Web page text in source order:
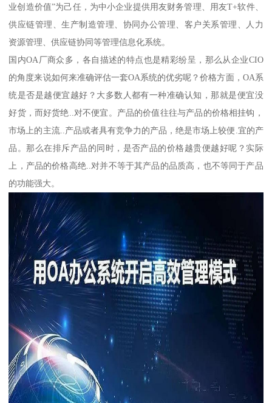
业创造价值”为己任，为中小企业提供用友财务管理、用友T+软件、
供应链管理、生产制造管理、协同办公管理、客户关系管理、人力
资源管理、供应链协同等管理信息化系统。
国内OA厂商众多，各自描述的特点也是精彩纷呈，那么从企业CIO
的角度来说如何来准确评估一套OA系统的优劣呢？价格方面，OA系
统是否是越便宜越好？大多数人都有一种准确认知，那就是便宜没
好货，而好货绝..对不便宜。产品的价值往往与产品的价格相挂钩，
市场上的主流..产品或者具有竞争力的产品，绝是市场上较便.宜的产
品。那么在排斥产品的同时，是否产品的价格越贵便越好呢？实际
上，产品的价格高绝..对并不等于其产品的品质高，也不等同于产品
的功能强大。